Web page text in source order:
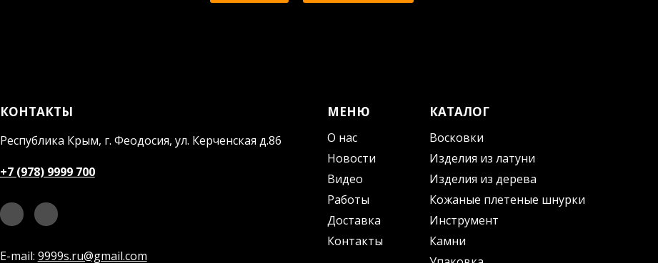
КОНТАКТЫ
Республика Крым, г. Феодосия, ул. Керченская д.86
+7 (978) 9999 700
E-mail: 9999s.ru@gmail.com
МЕНЮ
О нас
Новости
Видео
Работы
Доставка
Контакты
КАТАЛОГ
Восковки
Изделия из латуни
Изделия из дерева
Кожаные плетеные шнурки
Инструмент
Камни